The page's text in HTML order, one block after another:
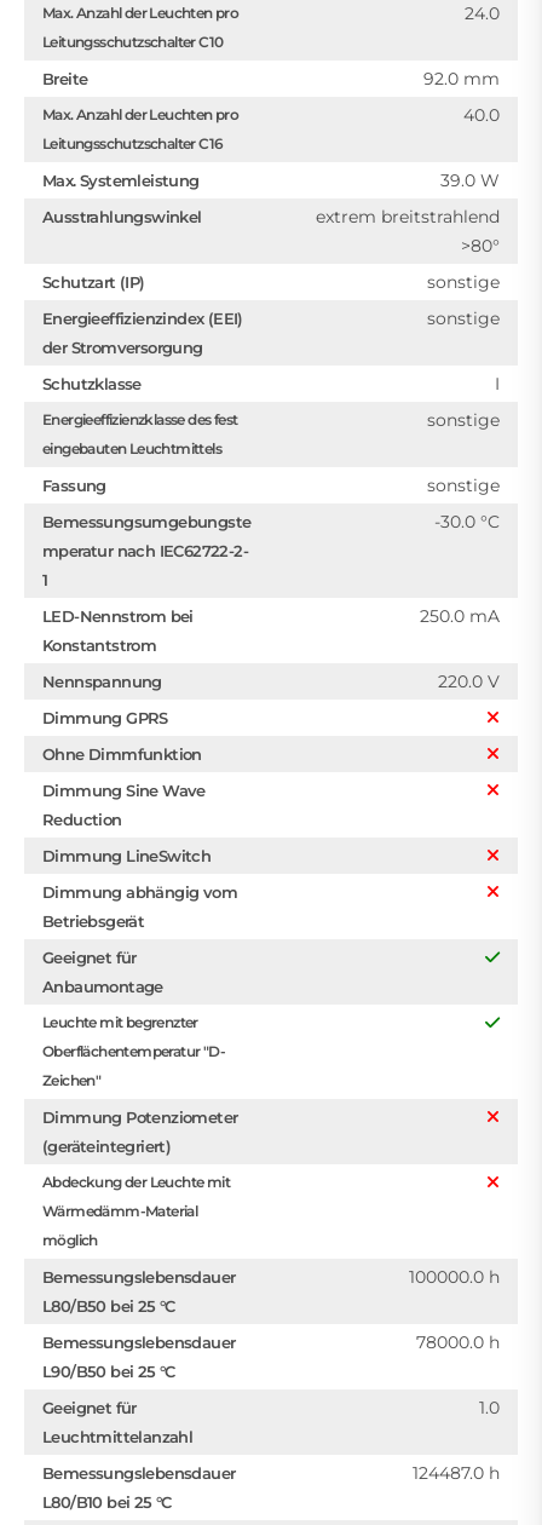
Max. Anzahl der Leuchten pro
Leitungsschutzschalter C10
24.0
Breite 92.0 mm
Max. Anzahl der Leuchten pro
Leitungsschutzschalter C16
40.0
Max. Systemleistung 39.0 W
Ausstrahlungswinkel
extrem breitstrahlend
>80°
Schutzart (IP) sonstige
Energieeffizienzindex (EEI)
der Stromversorgung
sonstige
Schutzklasse I
Energieeffizienzklasse des fest
eingebauten Leuchtmittels
sonstige
Fassung sonstige
Bemessungsumgebungste
mperatur nach IEC62722-2-
1
-30.0 °C
LED-Nennstrom bei
Konstantstrom
250.0 mA
Nennspannung 220.0 V
Dimmung GPRS
Ohne Dimmfunktion
Dimmung Sine Wave
Reduction
Dimmung LineSwitch
Dimmung abhängig vom
Betriebsgerät
Geeignet für
Anbaumontage
Leuchte mit begrenzter
Oberflächentemperatur "D-
Zeichen"
Dimmung Potenziometer
(geräteintegriert)
Abdeckung der Leuchte mit
Wärmedämm-Material
möglich
Bemessungslebensdauer
L80/B50 bei 25 °C
100000.0 h
Bemessungslebensdauer
L90/B50 bei 25 °C
78000.0 h
Geeignet für
Leuchtmittelanzahl
1.0
Bemessungslebensdauer
L80/B10 bei 25 °C
124487.0 h